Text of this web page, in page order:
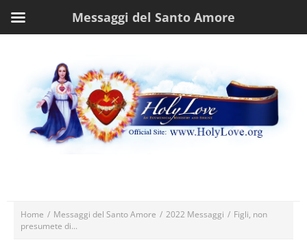
Home / Messaggi del Santo Amore / 2022 Messaggi / Figli, non
presumete di...
Messaggi del Santo Amore